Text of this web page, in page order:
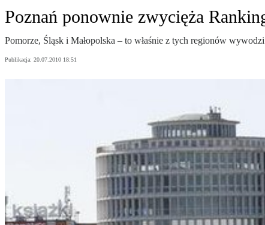
Poznań ponownie zwycięża
Pomorze, Śląsk i Małopolska – to właśnie z tych regionów
Publikacja: 20.07.2010 18:51